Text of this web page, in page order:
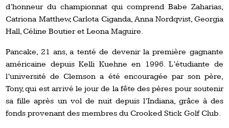
d’honneur du championnat qui comprend Babe Zaharias,
Catriona Matthew, Carlota Ciganda, Anna Nordqvist, Georgia
Hall, Céline Boutier et Leona Maguire.
Pancake, 21 ans, a tenté de devenir la première gagnante
américaine depuis Kelli Kuehne en 1996. L’étudiante de
l’université de Clemson a été encouragée par son père,
Tony, qui est arrivé le jour de la fête des pères pour soutenir
sa fille après un vol de nuit depuis l’Indiana, grâce à des
fonds provenant des membres du Crooked Stick Golf Club.